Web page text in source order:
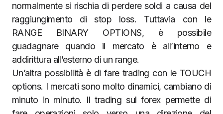
normalmente si rischia di perdere soldi a causa del
raggiungimento di stop loss. Tuttavia con le
RANGE BINARY OPTIONS, è possibile
guadagnare quando il mercato è all’interno e
addirittura all’esterno di un range.
Un’altra possibilità è di fare trading con le TOUCH
options. I mercati sono molto dinamici, cambiano di
minuto in minuto. Il trading sul forex permette di